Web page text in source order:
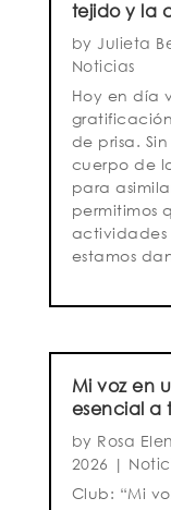
tejido y la
by Julieta
Noticias
Hoy en día
de prisa.
cuerpo de
para
permitimos
actividades
estamos
Mi voz en
esencial a
by Rosa
2026 |
Club: “Mi